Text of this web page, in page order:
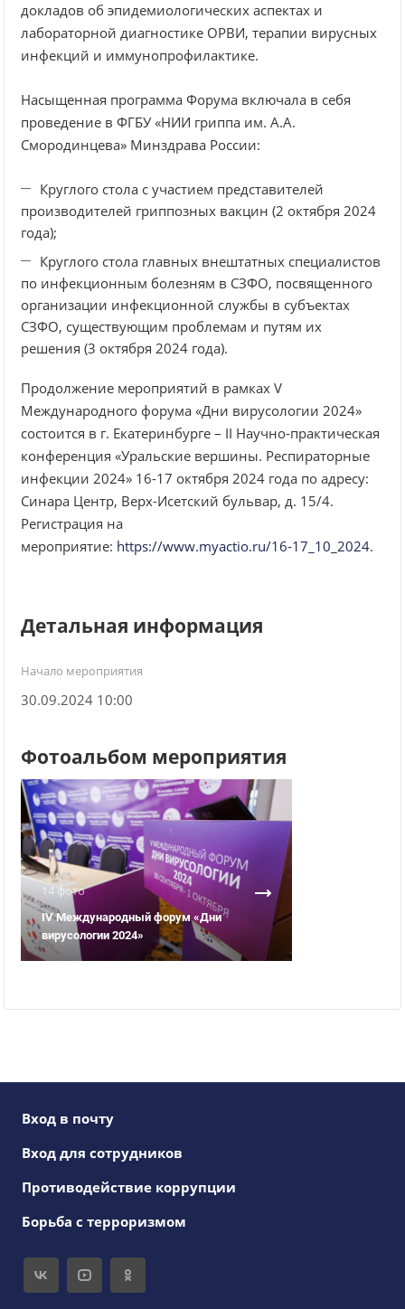
докладов об эпидемиологических аспектах и
лабораторной диагностике ОРВИ, терапии вирусных
инфекций и иммунопрофилактике.
Насыщенная программа Форума включала в себя
проведение в ФГБУ «НИИ гриппа им. А.А.
Смородинцева» Минздрава России:
Круглого стола с участием представителей
производителей гриппозных вакцин (2 октября 2024
года);
Круглого стола главных внештатных специалистов
по инфекционным болезням в СЗФО, посвященного
организации инфекционной службы в субъектах
СЗФО, существующим проблемам и путям их
решения (3 октября 2024 года).
Продолжение мероприятий в рамках V
Международного форума «Дни вирусологии 2024»
состоится в г. Екатеринбурге – II Научно-практическая
конференция «Уральские вершины. Респираторные
инфекции 2024» 16-17 октября 2024 года по адресу:
Синара Центр, Верх-Исетский бульвар, д. 15/4.
Регистрация на
мероприятие: https://www.myactio.ru/16-17_10_2024.
Детальная информация
Начало мероприятия
30.09.2024 10:00
Фотоальбом мероприятия
14 фото
IV Международный форум «Дни
вирусологии 2024»
Вход в почту
Вход для сотрудников
Противодействие коррупции
Борьба с терроризмом